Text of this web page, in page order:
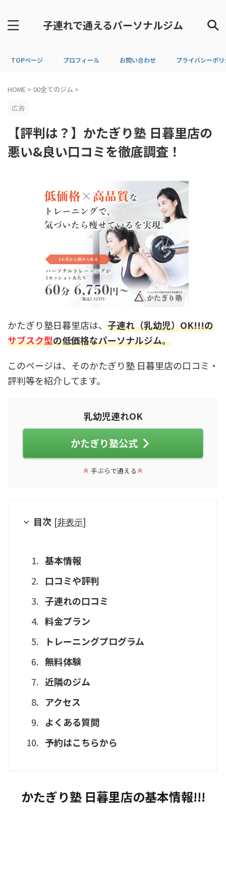
子連れで通えるパーソナルジム
TOPページ プロフィール お問い合わせ プライバシーポ
HOME > 00全てのジム >
広告
【評判は？】かたぎり塾 日暮里店の
悪い&良い口コミを徹底調査！
かたぎり塾日暮里店は、 子連れ（乳幼児）OK!!!の
サブスク型の低価格なパーソナルジム。
このページは、そのかたぎり塾 日暮里店の口コミ・
評判等を紹介してます。
乳幼児連れOK
かたぎり塾公式
手ぶらで通える
目次 [非表示]
基本情報
口コミや評判
子連れの口コミ
料金プラン
トレーニングプログラム
無料体験
近隣のジム
アクセス
よくある質問
予約はこちらから
かたぎり塾 日暮里店の基本情報!!!